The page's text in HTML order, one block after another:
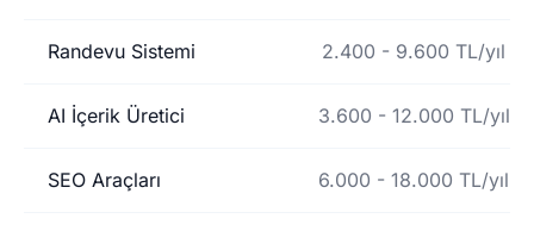
Randevu Sistemi 2.400 - 9.600 TL/yıl
AI İçerik Üretici 3.600 - 12.000 TL/yıl
SEO Araçları 6.000 - 18.000 TL/yıl